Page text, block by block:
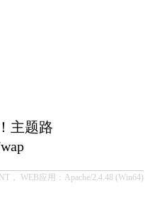
主题路
， WEB应用：Apache/2.4.48 (Win64)